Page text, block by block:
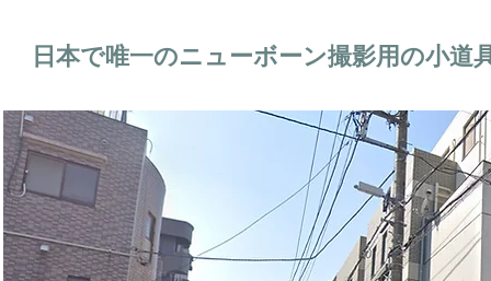
日本で唯一のニューボーン撮影用の小道